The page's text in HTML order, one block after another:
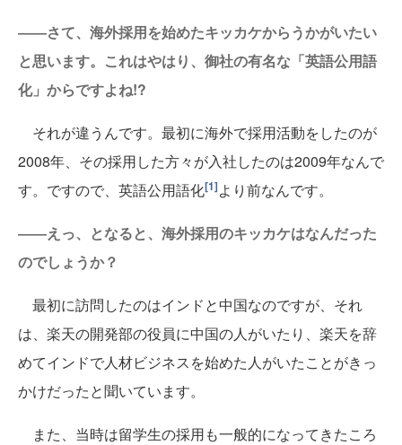
――さて、海外採用を始めたキッカケからうかがいたい
と思います。これはやはり、御社の有名な「英語公用語
化」からですよね!?
それが違うんです。最初に海外で採用活動をしたのが
2008年、その採用した方々が入社したのは2009年なんで
す。ですので、英語公用語化[1]より前なんです。
――えっ、となると、海外採用のキッカケはなんだった
のでしょうか？
最初に訪問したのはインドと中国なのですが、それ
は、楽天の開発部の役員に中国の人がいたり、楽天を辞
めてインドで人材ビジネスを始めた人がいたことがきっ
かけだったと聞いています。
また、当時は留学生の採用も一般的になってきたころ